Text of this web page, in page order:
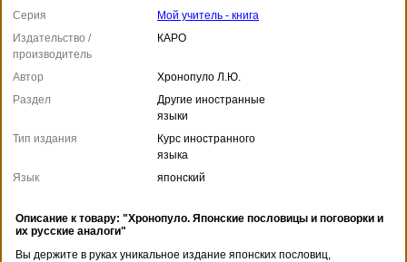
Серия
Мой учитель - книга
Издательство /
производитель
КАРО
Автор
Хронопуло Л.Ю.
Раздел
Другие иностранные
языки
Тип издания
Курс иностранного
языка
Язык
японский
Описание к товару: "Хронопуло. Японские пословицы и поговорки и
их русские аналоги"
Вы держите в руках уникальное издание японских пословиц,